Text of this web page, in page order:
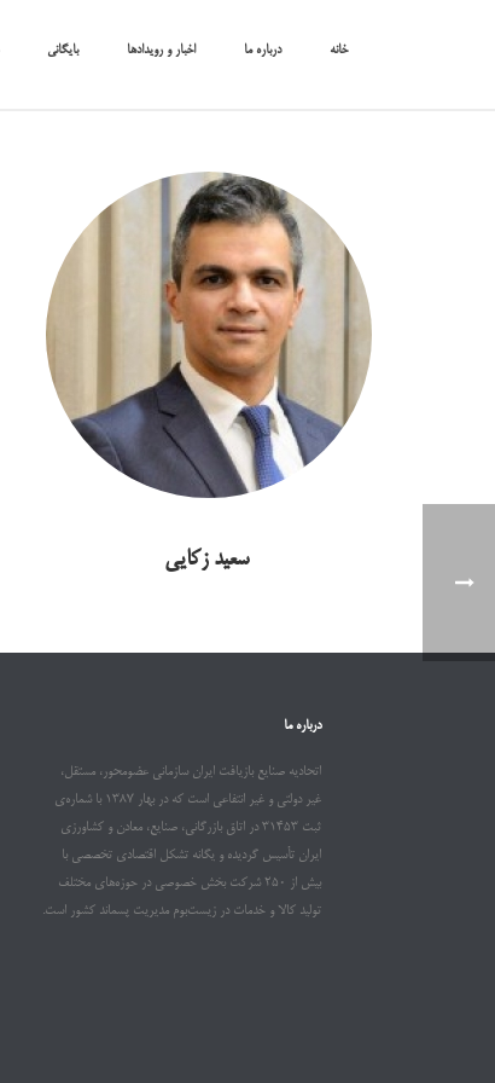
خانه درباره ما اخبار و رویدادها بایگانی
سعید زکایی
درباره ما
اتحادیه صنایع بازیافت ایران سازمانی عضومحور، مستقل،
غیر دولتی و غیر انتفاعی است که در بهار ۱۳۸۷ با شماره‌ی
ثبت ۳۱۴۵۳ در اتاق بازرگانی، صنایع، معادن و کشاورزی
ایران تأسیس گردیده و یگانه تشکل اقتصادی تخصصی با
بیش از ۲۵۰ شرکت بخش خصوصی در حوزه‌های مختلف
تولید کالا و خدمات در زیست‌بوم مدیریت پسماند کشور است.